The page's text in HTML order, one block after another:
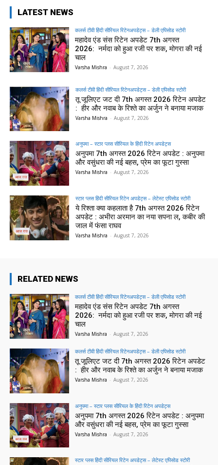
LATEST NEWS
कलर्स टीवी हिंदी सीरियल रिटेनअपडेट्स – डेली एपिसोड स्टोरी
महादेव एंड संस रिटेन अपडेट 7th अगस्त
2026: नर्मदा को हुआ रजी पर शक, मोगरा की नई
चाल
Varsha Mishra - August 7, 2026
कलर्स टीवी हिंदी सीरियल रिटेनअपडेट्स – डेली एपिसोड स्टोरी
तू जूलिएट जट दी 7th अगस्त 2026 रिटेन अपडेट
: हीर और नवाब के रिश्ते का अर्जुन ने बनाया मजाक
Varsha Mishra - August 7, 2026
अनुपमा – स्टार प्लस सीरियल के हिंदी रिटेन अपडेट्स
अनुपमा 7th अगस्त 2026 रिटेन अपडेट : अनुपमा
और वसुंधरा की नई बहस, प्रेम का फूटा गुस्सा
Varsha Mishra - August 7, 2026
स्टार प्लस हिंदी सीरियल रिटेन अपडेट्स – लेटेस्ट एपिसोड स्टोरी
ये रिश्ता क्या कहलाता है 7th अगस्त 2026 रिटेन
अपडेट : अभीरा अरमान का नया सपना ल, कबीर की
जाल में फंसा राघव
Varsha Mishra - August 7, 2026
RELATED NEWS
कलर्स टीवी हिंदी सीरियल रिटेनअपडेट्स – डेली एपिसोड स्टोरी
महादेव एंड संस रिटेन अपडेट 7th अगस्त
2026: नर्मदा को हुआ रजी पर शक, मोगरा की नई
चाल
Varsha Mishra - August 7, 2026
कलर्स टीवी हिंदी सीरियल रिटेनअपडेट्स – डेली एपिसोड स्टोरी
तू जूलिएट जट दी 7th अगस्त 2026 रिटेन अपडेट
: हीर और नवाब के रिश्ते का अर्जुन ने बनाया मजाक
Varsha Mishra - August 7, 2026
अनुपमा – स्टार प्लस सीरियल के हिंदी रिटेन अपडेट्स
अनुपमा 7th अगस्त 2026 रिटेन अपडेट : अनुपमा
और वसुंधरा की नई बहस, प्रेम का फूटा गुस्सा
Varsha Mishra - August 7, 2026
स्टार प्लस हिंदी सीरियल रिटेन अपडेट्स – लेटेस्ट एपिसोड स्टोरी